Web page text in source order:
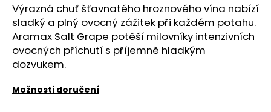
Výrazná chuť šťavnatého hroznového vína nabízí
sladký a plný ovocný zážitek při každém potahu.
Aramax Salt Grape potěší milovníky intenzivních
ovocných příchutí s příjemně hladkým
dozvukem.
Možnosti doručení
D
o
p
o
r